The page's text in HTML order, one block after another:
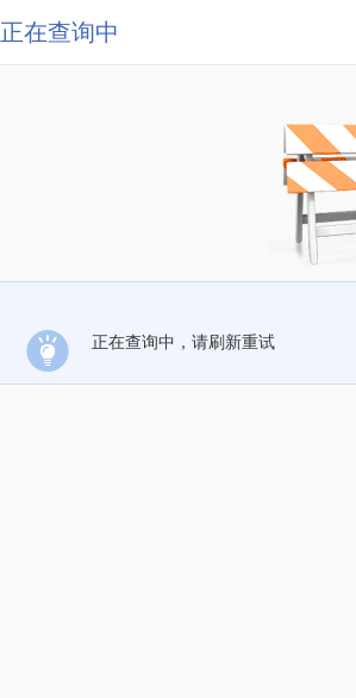
正在查询中
正在查询中，请刷新重试